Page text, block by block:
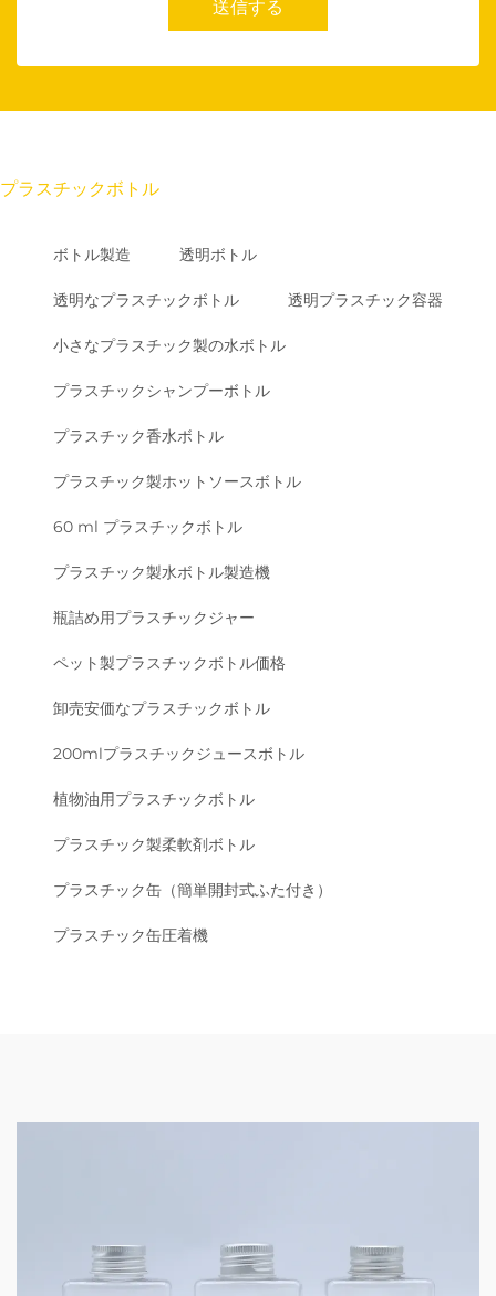
送信する
プラスチックボトル
ボトル製造 透明ボトル
透明なプラスチックボトル 透明プラスチック容器
小さなプラスチック製の水ボトル
プラスチックシャンプーボトル
プラスチック香水ボトル
プラスチック製ホットソースボトル
60 ml プラスチックボトル
プラスチック製水ボトル製造機
瓶詰め用プラスチックジャー
ペット製プラスチックボトル価格
卸売安価なプラスチックボトル
200mlプラスチックジュースボトル
植物油用プラスチックボトル
プラスチック製柔軟剤ボトル
プラスチック缶（簡単開封式ふた付き）
プラスチック缶圧着機